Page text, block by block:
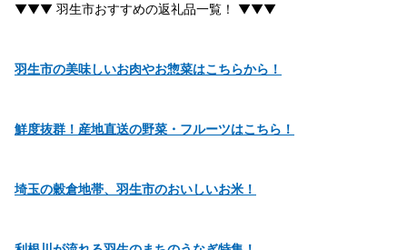
▼▼▼ 羽生市おすすめの返礼品一覧！ ▼▼▼
羽生市の美味しいお肉やお惣菜はこちらから！
鮮度抜群！産地直送の野菜・フルーツはこちら！
埼玉の穀倉地帯、羽生市のおいしいお米！